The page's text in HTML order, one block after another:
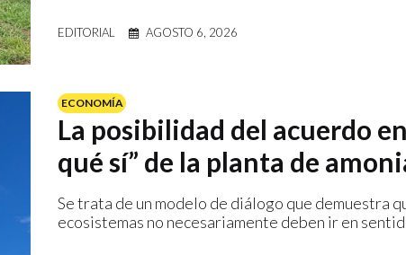
EDITORIAL AGOSTO 6, 2026
ECONOMÍA
La posibilidad del acuerdo
qué sí” de la planta de
Se trata de un modelo de diálogo que demuestra
ecosistemas no necesariamente deben ir en